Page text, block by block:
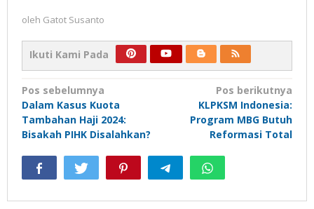
oleh Gatot Susanto
Ikuti Kami Pada
Navigasi
pos
Pos sebelumnya
Dalam Kasus Kuota
Tambahan Haji 2024:
Bisakah PIHK Disalahkan?
Pos berikutnya
KLPKSM Indonesia:
Program MBG Butuh
Reformasi Total